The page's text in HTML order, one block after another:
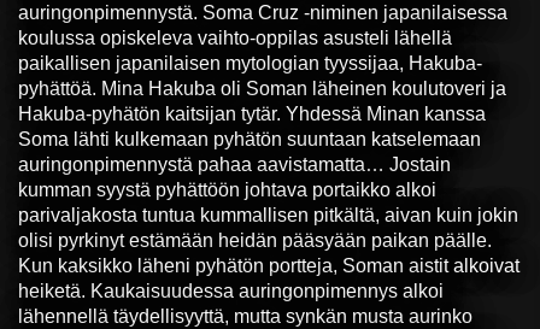
auringonpimennystä. Soma Cruz -niminen japanilaisessa
koulussa opiskeleva vaihto-oppilas asusteli lähellä
paikallisen japanilaisen mytologian tyyssijaa, Hakuba-
pyhättöä. Mina Hakuba oli Soman läheinen koulutoveri ja
Hakuba-pyhätön kaitsijan tytär. Yhdessä Minan kanssa
Soma lähti kulkemaan pyhätön suuntaan katselemaan
auringonpimennystä pahaa aavistamatta… Jostain
kumman syystä pyhättöön johtava portaikko alkoi
parivaljakosta tuntua kummallisen pitkältä, aivan kuin jokin
olisi pyrkinyt estämään heidän pääsyään paikan päälle.
Kun kaksikko läheni pyhätön portteja, Soman aistit alkoivat
heiketä. Kaukaisuudessa auringonpimennys alkoi
lähennellä täydellisyyttä, mutta synkän musta aurinko